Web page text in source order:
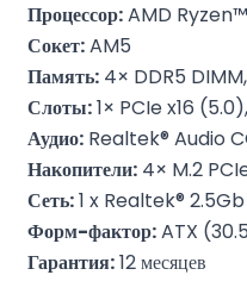
Процессор: AMD
Сокет: AM5
Память: 4× DDR5 DIMM,
Слоты: 1× PCIe x16
Аудио: Realtek® Audio
Накопители: 4× M.2
Сеть: 1 x Realtek®
Форм-фактор: ATX
Гарантия: 12 месяцев